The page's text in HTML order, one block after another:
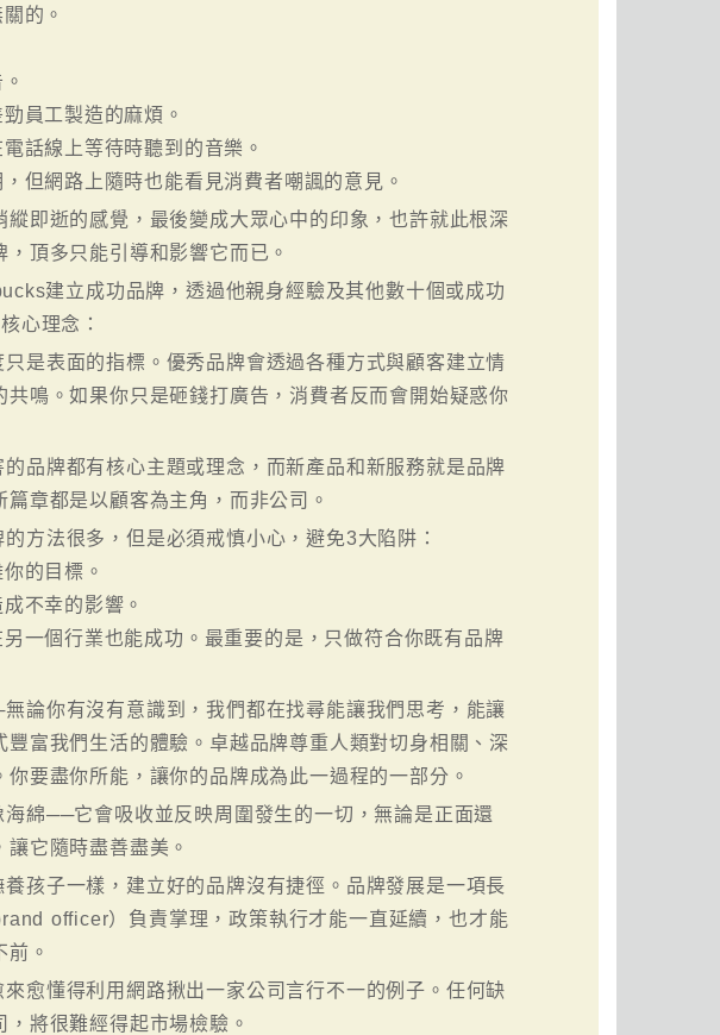
的。
員工製造的麻煩。
話線上等待時聽到的音樂。
但網路上隨時也能看見消費者嘲諷的意見。
即逝的感覺，最後變成大眾心中的印象，也許就此根深
頂多只能引導和影響它而已。
建立成功品牌，透過他親身經驗及其他數十個或成功
心理念：
是表面的指標。優秀品牌會透過各種方式與顧客建立情
鳴。如果你只是砸錢打廣告，消費者反而會開始疑惑你
品牌都有核心主題或理念，而新產品和新服務就是品牌
章都是以顧客為主角，而非公司。
方法很多，但是必須戒慎小心，避免3大陷阱：
的目標。
不幸的影響。
一個行業也能成功。最重要的是，只做符合你既有品牌
論你有沒有意識到，我們都在找尋能讓我們思考，能讓
富我們生活的體驗。卓越品牌尊重人類對切身相關、深
要盡你所能，讓你的品牌成為此一過程的一部分。
綿──它會吸收並反映周圍發生的一切，無論是正面還
它隨時盡善盡美。
孩子一樣，建立好的品牌沒有捷徑。品牌發展是一項長
officer）負責掌理，政策執行才能一直延續，也才能
。
愈懂得利用網路揪出一家公司言行不一的例子。任何缺
將很難經得起市場檢驗。